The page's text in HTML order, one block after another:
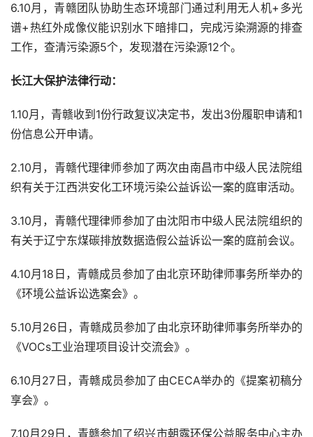
6.10月，青赣团队协助生态环境部门通过利用无人机+多光
谱+热红外成像仪能识别水下暗排口，完成污染溯源的排查
工作，查清污染源5个，发现潜在污染源12个。
长江大保护法律行动：
1.10月，青赣收到1份行政复议决定书，发出3份履职申请和1
份信息公开申请。
2.10月，青赣代理律师参加了两次由南昌市中级人民法院组
织有关于江西洪安化工环境污染公益诉讼一案的庭审活动。
3.10月，青赣代理律师参加了由沈阳市中级人民法院组织的
有关于辽宁东煤碳排放数据造假公益诉讼一案的庭前会议。
4.10月18日，青赣成员参加了由北京环助律师事务所举办的
《环境公益诉讼选案会》。
5.10月26日，青赣成员参加了由北京环助律师事务所举办的
《VOCs工业治理项目设计交流会》。
6.10月27日，青赣成员参加了由CECA举办的《提案初稿分
享会》。
7.10月29日，青赣参加了绍兴市朝露环保公益服务中心主办